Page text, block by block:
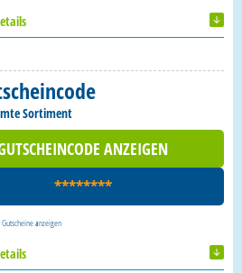
Sortiment
ANZEIGEN
********
anzeigen